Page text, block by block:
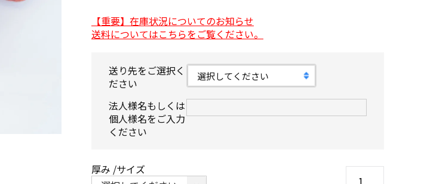
【重要】在庫状況についてのお知らせ
送料についてはこちらをご覧ください。
送り先をご選択く
ださい
法人様名もしくは
個人様名をご入力
ください
厚み サイズ